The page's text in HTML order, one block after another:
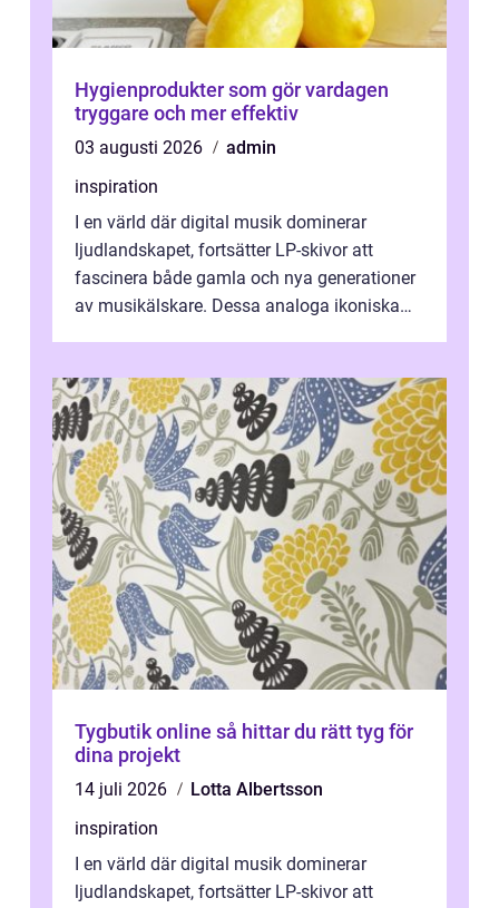
Hygienprodukter som gör vardagen
tryggare och mer effektiv
03 augusti 2026
admin
inspiration
I en värld där digital musik dominerar
ljudlandskapet, fortsätter LP-skivor att
fascinera både gamla och nya generationer
av musikälskare. Dessa analoga ikoniska
Tygbutik online så hittar du rätt tyg för
dina projekt
14 juli 2026
Lotta Albertsson
inspiration
I en värld där digital musik dominerar
ljudlandskapet, fortsätter LP-skivor att